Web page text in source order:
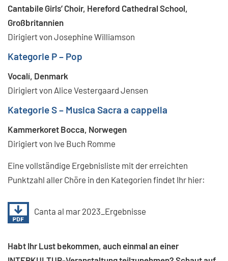
Cantabile Girls’ Choir, Hereford Cathedral School,
Großbritannien
Dirigiert von Josephine Williamson
Kategorie P – Pop
Vocalí, Denmark
Dirigiert von Alice Vestergaard Jensen
Kategorie S – Musica Sacra a cappella
Kammerkoret Bocca, Norwegen
Dirigiert von Ive Buch Romme
Eine vollständige Ergebnisliste mit der erreichten
Punktzahl aller Chöre in den Kategorien findet Ihr hier:
Canta al mar 2023_Ergebnisse
Habt Ihr Lust bekommen, auch einmal an einer